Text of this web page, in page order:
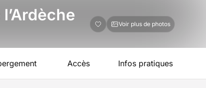
Voir plus de photos
Accès Infos pratiques